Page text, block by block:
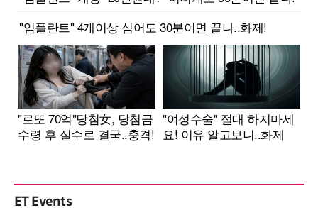
ET Events